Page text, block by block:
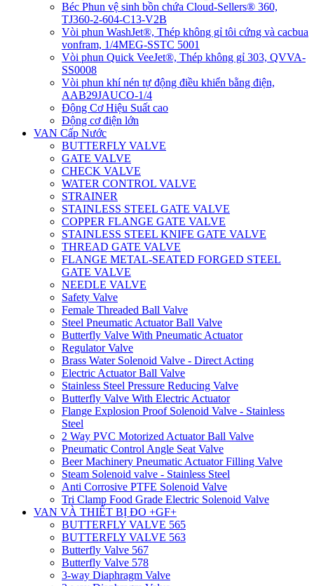
Béc Phun vệ sinh bồn chứa Cloud-Sellers® 360,
TJ360-2-604-C13-V2B
Vòi phun WashJet®, Thép không gỉ tôi cứng và cacbua
vonfram, 1/4MEG-SSTC 5001
Vòi phun Quick VeeJet®, Thép không gỉ 303, QVVA-
SS0008
Vòi phun khí nén tự động điều khiển bằng điện,
AAB29JAUCO-1/4
Động Cơ Hiệu Suất cao
Động cơ điện lớn
VAN Cấp Nước
BUTTERFLY VALVE
GATE VALVE
CHECK VALVE
WATER CONTROL VALVE
STRAINER
STAINLESS STEEL GATE VALVE
COPPER FLANGE GATE VALVE
STAINLESS STEEL KNIFE GATE VALVE
THREAD GATE VALVE
FLANGE METAL-SEATED FORGED STEEL
GATE VALVE
NEEDLE VALVE
Safety Valve
Female Threaded Ball Valve
Steel Pneumatic Actuator Ball Valve
Butterfly Valve With Pneumatic Actuator
Regulator Valve
Brass Water Solenoid Valve - Direct Acting
Electric Actuator Ball Valve
Stainless Steel Pressure Reducing Valve
Butterfly Valve With Electric Actuator
Flange Explosion Proof Solenoid Valve - Stainless
Steel
2 Way PVC Motorized Actuator Ball Valve
Pneumatic Control Angle Seat Valve
Beer Machinery Pneumatic Actuator Filling Valve
Steam Solenoid valve - Stainless Steel
Anti Corrosive PTFE Solenoid Valve
Tri Clamp Food Grade Electric Solenoid Valve
VAN VÀ THIẾT BỊ ĐO +GF+
BUTTERFLY VALVE 565
BUTTERFLY VALVE 563
Butterfly Valve 567
Butterfly Valve 578
3-way Diaphragm Valve